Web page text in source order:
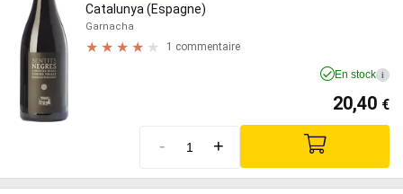
Catalunya (Espagne)
Garnacha
1 commentaire
En stock i
20,40 €
- +